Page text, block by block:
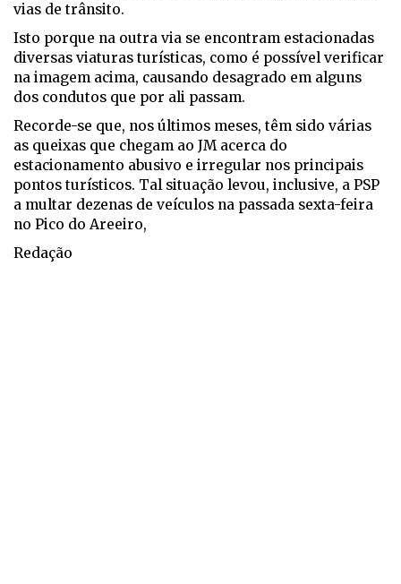
vias de trânsito.
Isto porque na outra via se encontram estacionadas
diversas viaturas turísticas, como é possível verificar
na imagem acima, causando desagrado em alguns
dos condutos que por ali passam.
Recorde-se que, nos últimos meses, têm sido várias
as queixas que chegam ao JM acerca do
estacionamento abusivo e irregular nos principais
pontos turísticos. Tal situação levou, inclusive, a PSP
a multar dezenas de veículos na passada sexta-feira
no Pico do Areeiro,
Redação